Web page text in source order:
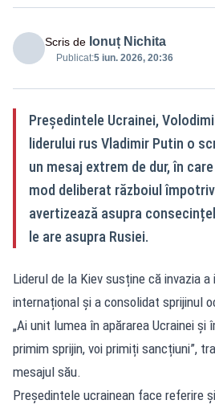
Scris de Ionuț Nichita
Publicat:5 iun. 2026, 20:36
Președintele Ucrainei,
liderului rus Vladimir Putin o
un mesaj extrem de dur, în
mod deliberat războiul
avertizează asupra
le are asupra Rusiei.
Liderul de la Kiev susține că invazia
internațional și a consolidat sprijinul
„Ai unit lumea în apărarea Ucrainei și
primim sprijin, voi primiți sancțiuni”,
mesajul său.
Președintele ucrainean face referire